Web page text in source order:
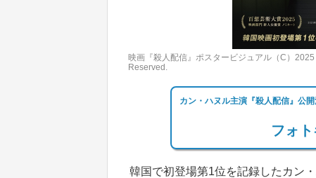
映画『殺人配信』ポスタービジュアル（C）
Reserved.
カン・ハヌル主演『殺人配信』公
フォ
韓国で初登場第1位を記録したカン